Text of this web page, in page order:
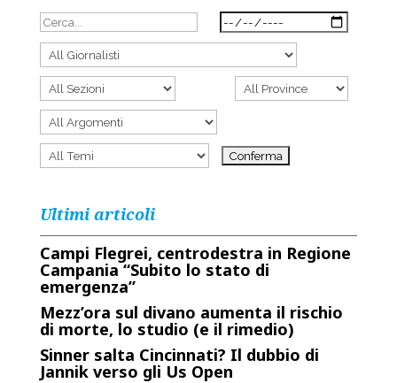
Ultimi articoli
Campi Flegrei, centrodestra in Regione
Campania “Subito lo stato di
emergenza”
Mezz’ora sul divano aumenta il rischio
di morte, lo studio (e il rimedio)
Sinner salta Cincinnati? Il dubbio di
Jannik verso gli Us Open